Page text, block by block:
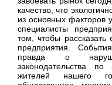
качество, что
из основных факторов
специалисты
том, чтобы рассказать
предприятия.
правда о
законодательства
жителей нашего